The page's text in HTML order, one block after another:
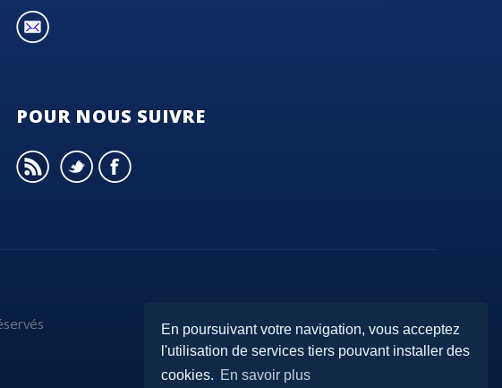
En poursuivant votre navigation, vous acceptez
l'utilisation de services tiers pouvant installer des
cookies. En savoir plus
POUR NOUS SUIVRE